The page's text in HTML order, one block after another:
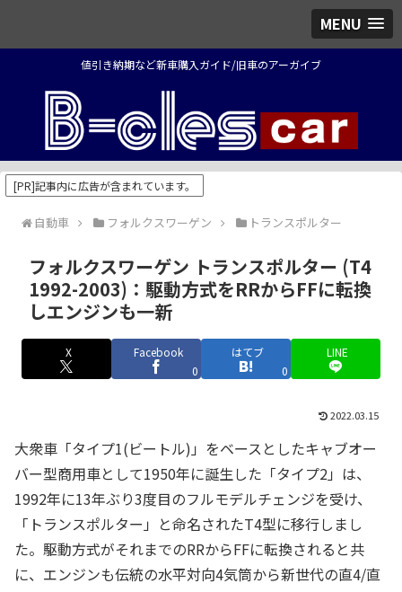
MENU
値引き納期など新車購入ガイド/旧車のアーガイブ
[PR]記事内に広告が含まれています。
自動車 フォルクスワーゲン トランスポルター
フォルクスワーゲン トランスポルター (T4
1992-2003)：駆動方式をRRからFFに転換
しエンジンも一新
X
Facebook
0
はてブ
0
LINE
2022.03.15
大衆車「タイプ1(ビートル)」をベースとしたキャブオー
バー型商用車として1950年に誕生した「タイプ2」は、
1992年に13年ぶり3度目のフルモデルチェンジを受け、
「トランスポルター」と命名されたT4型に移行しまし
た。駆動方式がそれまでのRRからFFに転換されると共
に、エンジンも伝統の水平対向4気筒から新世代の直4/直